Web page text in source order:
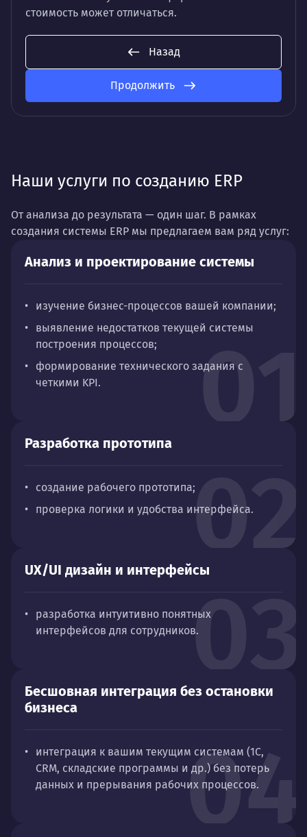
стоимость может отличаться.
Назад
Продолжить
Наши услуги по созданию ERP
От анализа до результата — один шаг. В рамках
создания системы ERP мы предлагаем вам ряд услуг:
01
Анализ и проектирование системы
изучение бизнес-процессов вашей компании;
выявление недостатков текущей системы
построения процессов;
формирование технического задания с
четкими KPI.
02
Разработка прототипа
создание рабочего прототипа;
проверка логики и удобства интерфейса.
03
UX/UI дизайн и интерфейсы
разработка интуитивно понятных
интерфейсов для сотрудников.
04
Бесшовная интеграция без остановки
бизнеса
интеграция к вашим текущим системам (1С,
CRM, складские программы и др.) без потерь
данных и прерывания рабочих процессов.